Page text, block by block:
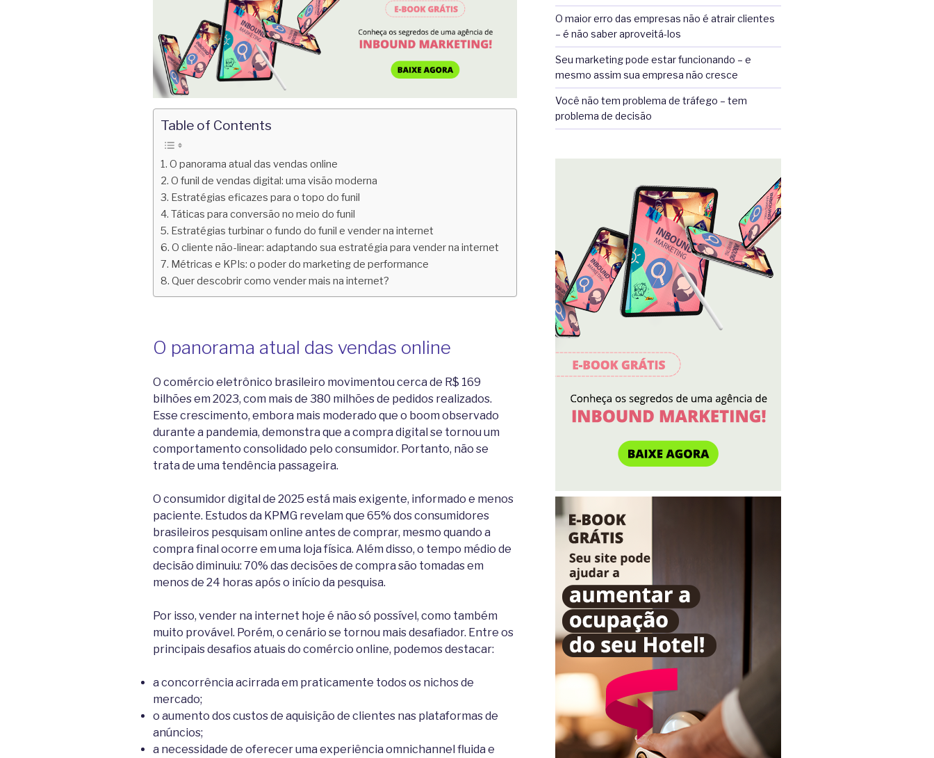
Table of Contents
O panorama atual das vendas online
O funil de vendas digital: uma visão moderna
Estratégias eficazes para o topo do funil
Táticas para conversão no meio do funil
Estratégias turbinar o fundo do funil e vender na internet
O cliente não-linear: adaptando sua estratégia para vender na internet
Métricas e KPIs: o poder do marketing de performance
Quer descobrir como vender mais na internet?
O panorama atual das vendas online
O comércio eletrônico brasileiro movimentou cerca de R$ 169
bilhões em 2023, com mais de 380 milhões de pedidos realizados.
Esse crescimento, embora mais moderado que o boom observado
durante a pandemia, demonstra que a compra digital se tornou um
comportamento consolidado pelo consumidor. Portanto, não se
trata de uma tendência passageira.
O consumidor digital de 2025 está mais exigente, informado e menos
paciente. Estudos da KPMG revelam que 65% dos consumidores
brasileiros pesquisam online antes de comprar, mesmo quando a
compra final ocorre em uma loja física. Além disso, o tempo médio de
decisão diminuiu: 70% das decisões de compra são tomadas em
menos de 24 horas após o início da pesquisa.
Por isso, vender na internet hoje é não só possível, como também
muito provável. Porém, o cenário se tornou mais desafiador. Entre os
principais desafios atuais do comércio online, podemos destacar:
a concorrência acirrada em praticamente todos os nichos de
mercado;
o aumento dos custos de aquisição de clientes nas plataformas de
anúncios;
a necessidade de oferecer uma experiência omnichannel fluida e
O maior erro das empresas não é atrair clientes
– é não saber aproveitá-los
Seu marketing pode estar funcionando – e
mesmo assim sua empresa não cresce
Você não tem problema de tráfego – tem
problema de decisão